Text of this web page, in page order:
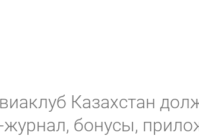
Казахстан
журнал, бонусы,